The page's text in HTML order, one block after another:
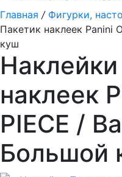
Главная / Фигурки,
Пакетик наклеек Panini
куш
наклеек
PIECE /
Большой